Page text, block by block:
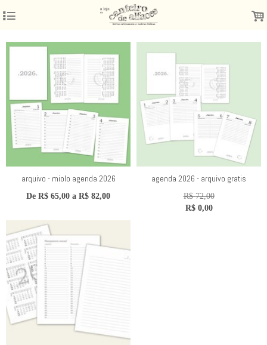
4 .
arquivo - miolo agenda 2026
De R$ 65,00 a R$ 82,00
agenda 2026 - arquivo gratis
R$72,00
R$ 0,00